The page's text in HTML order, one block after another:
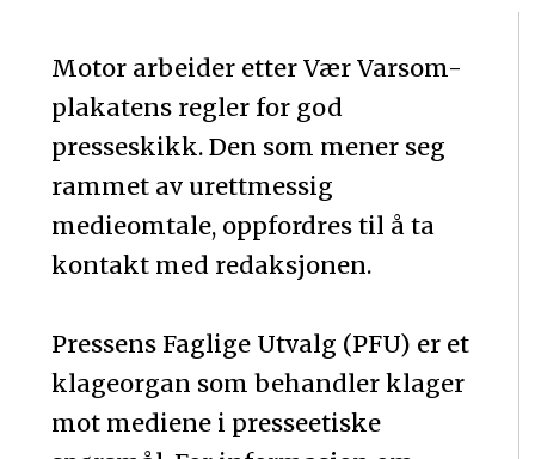
Motor arbeider etter Vær Varsom-
plakatens regler for god
presseskikk. Den som mener seg
rammet av urettmessig
medieomtale, oppfordres til å ta
kontakt med redaksjonen.
Pressens Faglige Utvalg (PFU) er et
klageorgan som behandler klager
mot mediene i presseetiske